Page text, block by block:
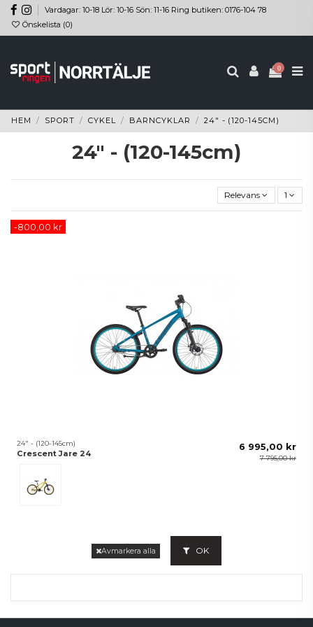
Vardagar: 10-18 Lör: 10-16 Sön: 11-16 Ring butiken: 0176-104 78
Önskelista (0)
0
HEM SPORT CYKEL BARNCYKLAR 24" - (120-145CM)
24" - (120-145cm)
Relevans 1
-800,00 kr
24" - (120-145cm)
Crescent Jare 24
6 995,00 kr
7 795,00 kr
Avmarkera alla OK